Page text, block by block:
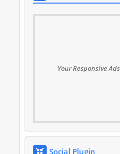
Your Responsive
Social Plugin